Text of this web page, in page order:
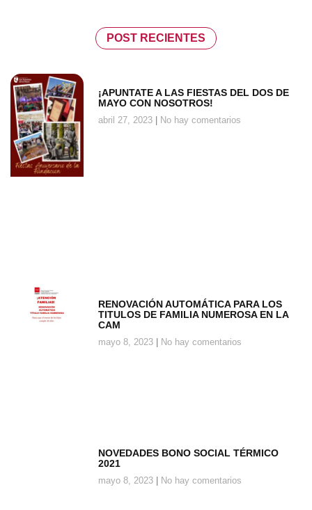
POST RECIENTES
¡APUNTATE A LAS FIESTAS DEL DOS DE
MAYO CON NOSOTROS!
abril 27, 2023 No hay comentarios
RENOVACIÓN AUTOMÁTICA PARA LOS
TITULOS DE FAMILIA NUMEROSA EN LA
CAM
mayo 8, 2023 No hay comentarios
NOVEDADES BONO SOCIAL TÉRMICO
2021
mayo 8, 2023 No hay comentarios